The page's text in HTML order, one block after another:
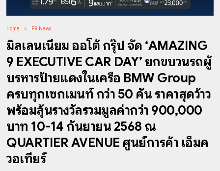
Home PR News
มิลเลนเนียม ออโต้ กรุ๊ป จัด ‘AMAZING
9 EXECUTIVE CAR DAY’ ยกขบวนรถผู้
บริหารป้ายแดงในเครือ BMW Group
ครบทุกเซกเมนท์ กว่า 50 คัน ราคาสุดว้าว
พร้อมลุ้นรางวัลรวมมูลค่ากว่า 900,000
บาท 10-14 กันยายน 2568 ณ
QUARTIER AVENUE ศูนย์การค้า เอ็มค
วอเทียร์